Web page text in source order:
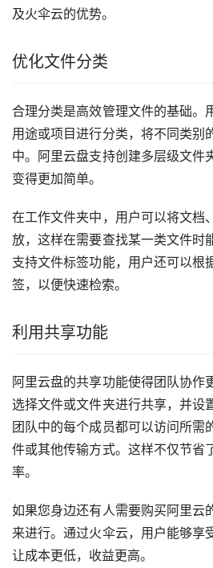
及火伞云的优势。
优化文件分类
合理分类是高效管理文件的基础。
用途或项目进行分类，将不同类别
中。阿里云盘支持创建多层级文件
变得更加简单。
在工作文件夹中，用户可以将文档
放，这样在需要查找某一类文件时
支持文件标签功能，用户还可以根
签，以便快速检索。
利用共享功能
阿里云盘的共享功能使得团队协作
选择文件或文件夹进行共享，并设
团队中的每个成员都可以访问所需
件或其他传输方式。这样不仅节省
率。
如果您身边还有人需要购买阿里云
来进行。通过火伞云，用户能够享
让成本更低，收益更高。